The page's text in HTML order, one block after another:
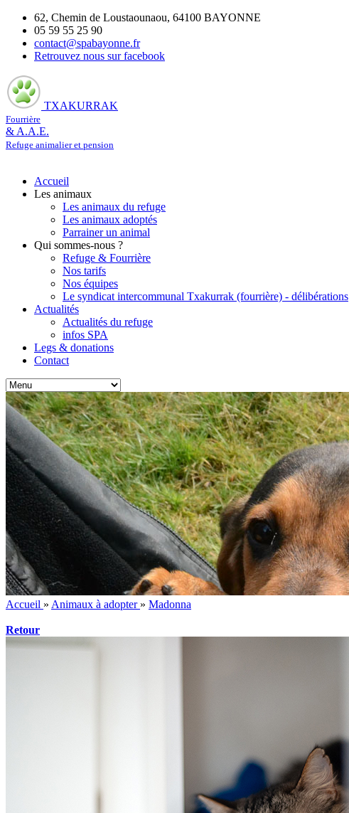
62, Chemin de Loustaounaou, 64100 BAYONNE
05 59 55 25 90
contact@spabayonne.fr
Retrouvez nous sur facebook
TXAKURRAK
Fourrière
& A.A.E.
Refuge animalier et pension
Accueil
Les animaux
Les animaux du refuge
Les animaux adoptés
Parrainer un animal
Qui sommes-nous ?
Refuge & Fourrière
Nos tarifs
Nos équipes
Le syndicat intercommunal Txakurrak (fourrière) - délibérations
Actualités
Actualités du refuge
infos SPA
Legs & donations
Contact
Accueil » Animaux à adopter » Madonna
Retour